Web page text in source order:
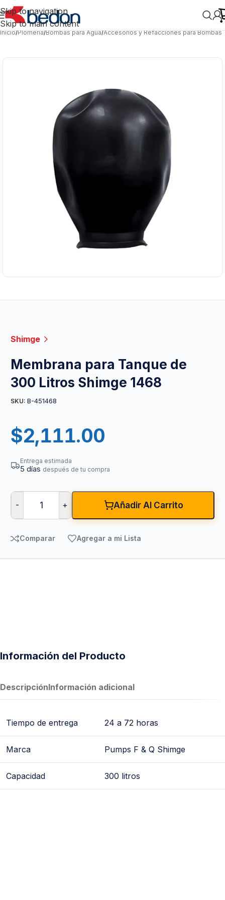
Skip to navigation
Skip to main content
Inicio/Plomería/Bombas para Agua/Accesorios y Refacciones para Bombas
Shimge
Membrana para Tanque de
300 Litros Shimge 1468
SKU: B-451468
$2,111.00
Entrega estimada
5 días después de tu compra
- + Añadir Al Carrito
Comparar Agregar a mi Lista
Información del Producto
DescripciónInformación adicional
Tiempo de entrega 24 a 72 horas
Marca Pumps F & Q Shimge
Capacidad 300 litros